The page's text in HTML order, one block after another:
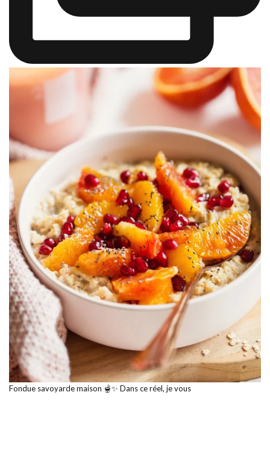
Fondue savoyarde maison 🫕✨ Dans ce réel, je vous